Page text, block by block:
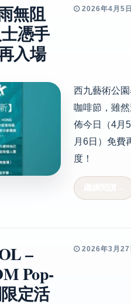
無阻
憑手
入場
2026年4月5
西九藝術公
咖啡節，雖
佈今日（4月
月6日）免費
度！
–
Pop-
定活
2026年3月27